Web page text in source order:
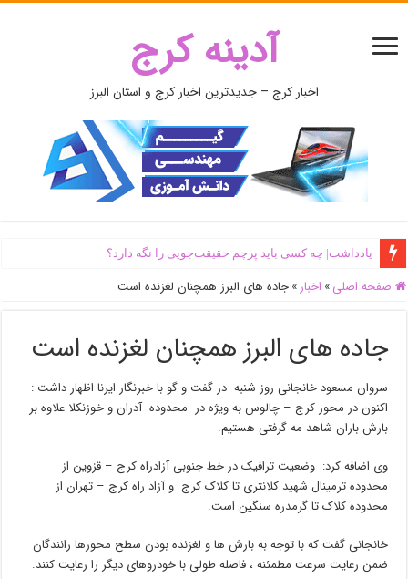
آدینه کرج
اخبار کرج – جدیدترین اخبار کرج و استان البرز
یادداشت| ‌چه کسی باید پرچم حقیقت‌جویی را نگه دارد؟
صفحه اصلی » اخبار » جاده های البرز همچنان لغزنده است
جاده های البرز همچنان لغزنده است
سروان مسعود خانجانی روز شنبه در گفت و گو با خبرنگار ایرنا اظهار داشت :
اکنون در محور کرج – چالوس به ویژه در محدوده آدران و خوزنکلا علاوه بر
بارش باران شاهد مه گرفتی هستیم.
وی اضافه کرد: وضعیت ترافیک در خط جنوبی آزادراه کرج – قزوین از
محدوده ترمینال شهید کلانتری تا کلاک کرج و آزاد راه کرج – تهران از
محدوده کلاک تا گرمدره سنگین است.
خانجانی گفت که با توجه به بارش ها و لغزنده بودن سطح محورها رانندگان
ضمن رعایت سرعت مطمئنه ، فاصله طولی با خودروهای دیگر را رعایت کنند.